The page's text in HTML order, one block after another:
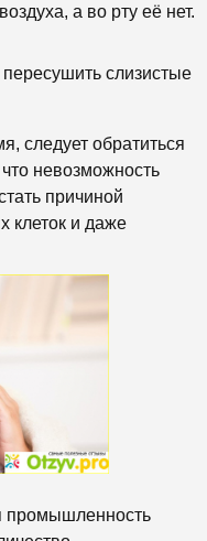
а во рту её нет.
слизистые
следует обратиться
невозможность
причиной
клеток и даже
промышленность